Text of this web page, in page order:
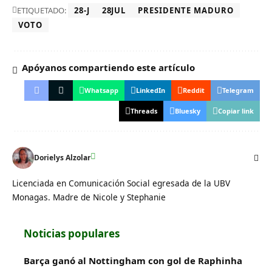
ETIQUETADO: 28-J 28JUL
PRESIDENTE MADURO
VOTO
Apóyanos compartiendo este artículo
Whatsapp LinkedIn Reddit Telegram
Threads Bluesky Copiar link
Dorielys Alzolar
Licenciada en Comunicación Social egresada de la UBV
Monagas. Madre de Nicole y Stephanie
Noticias populares
Barça ganó al Nottingham con gol de Raphinha